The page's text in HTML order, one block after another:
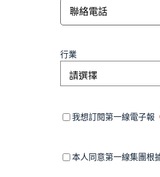
行業
Mandatory（必
我想訂閱第一線電子報
Mandatory（必
本人同意第一線集團根